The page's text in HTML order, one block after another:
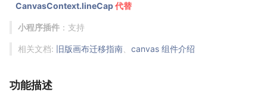
CanvasContext.lineCap代替
小程序插件 ：支持
相关文档: 旧版画布迁移指南 canvas 组件介绍
功能描述